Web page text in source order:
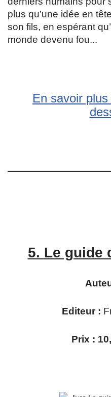
plus qu’une idée en
son fils, en espérant
monde devenu fou...
En savoir
5. Le guide
Editeur :
Prix :